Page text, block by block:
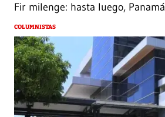
Fir milenge: hasta luego, Panamá
COLUMNISTAS